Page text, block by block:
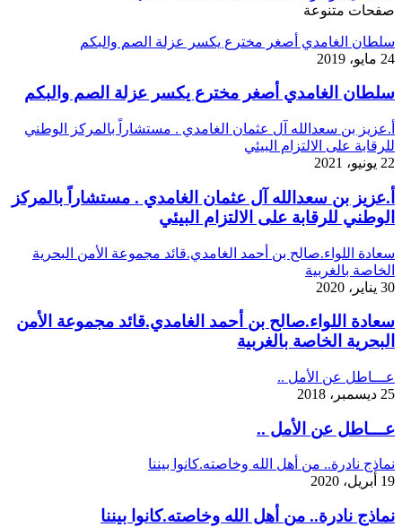
صفحات متنوعة
سلطان الغامدي أصغر مخترع يكسر عزلة الصم والبكم
24 مايو، 2019
سلطان الغامدي أصغر مخترع يكسر عزلة الصم والبكم
أ.عزيز بن سعدالله آل عثمان الغامدي . مستشاراً بالمركز الوطني
للرقابة على الالتزام البيئي
22 يونيو، 2021
أ.عزيز بن سعدالله آل عثمان الغامدي . مستشاراً بالمركز
الوطني للرقابة على الالتزام البيئي
سعادة اللواء.صالح بن أحمد الغامدي.قائد مجموعة الأمن البحرية
الخاصة بالغربية
30 يناير، 2020
سعادة اللواء.صالح بن أحمد الغامدي.قائد مجموعة الأمن
البحرية الخاصة بالغربية
عـــاطل عن الأمل ..
25 ديسمبر، 2018
عـــاطل عن الأمل ..
نماذج نادرة.. من أهل الله وخاصته.كانوا بيننا
19 أبريل، 2020
نماذج نادرة.. من أهل الله وخاصته.كانوا بيننا